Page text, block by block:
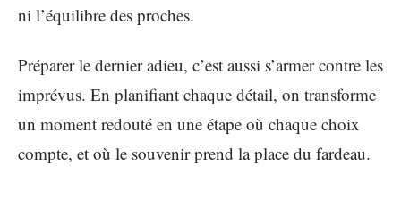
ni l’équilibre des proches.
Préparer le dernier adieu, c’est aussi s’armer contre les
imprévus. En planifiant chaque détail, on transforme
un moment redouté en une étape où chaque choix
compte, et où le souvenir prend la place du fardeau.